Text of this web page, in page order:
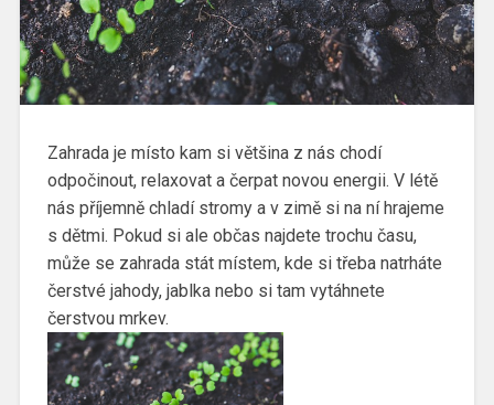
Zahrada je místo kam si většina z nás chodí
odpočinout, relaxovat a čerpat novou energii. V létě
nás příjemně chladí stromy a v zimě si na ní hrajeme
s dětmi. Pokud si ale občas najdete trochu času,
může se zahrada stát místem, kde si třeba natrháte
čerstvé jahody, jablka nebo si tam vytáhnete
čerstvou mrkev.